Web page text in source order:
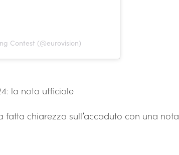
Contest (@eurovision)
la nota ufficiale
fatta chiarezza sull’accaduto con una nota